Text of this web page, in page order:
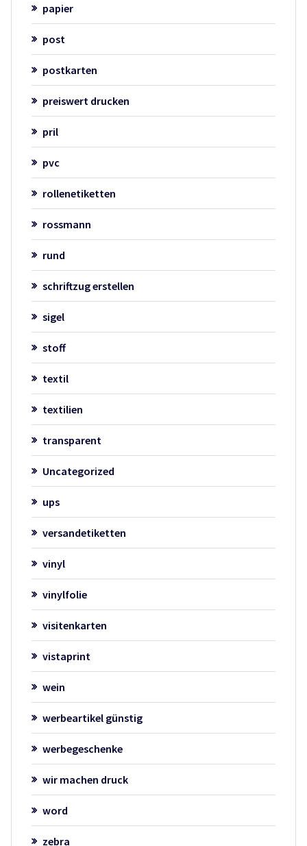
papier
post
postkarten
preiswert drucken
pril
pvc
rollenetiketten
rossmann
rund
schriftzug erstellen
sigel
stoff
textil
textilien
transparent
Uncategorized
ups
versandetiketten
vinyl
vinylfolie
visitenkarten
vistaprint
wein
werbeartikel günstig
werbegeschenke
wir machen druck
word
zebra